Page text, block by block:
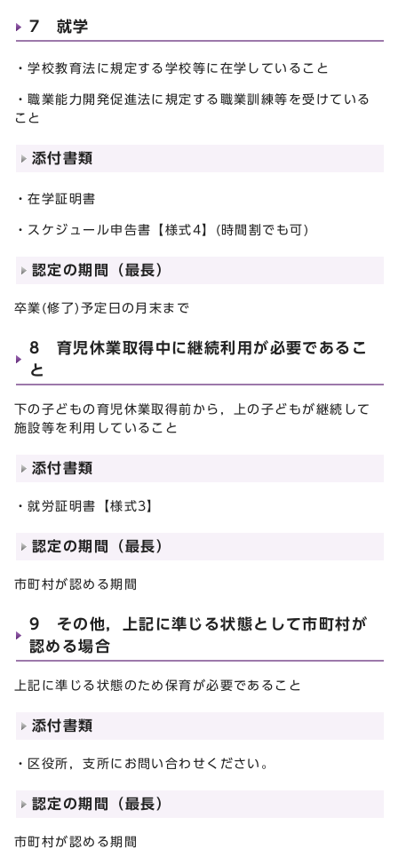
7 就学
・学校教育法に規定する学校等に在学していること
・職業能力開発促進法に規定する職業訓練等を受けている
こと
添付書類
・在学証明書
・スケジュール申告書【様式4】(時間割でも可)
認定の期間（最長）
卒業(修了)予定日の月末まで
8 育児休業取得中に継続利用が必要であるこ
と
下の子どもの育児休業取得前から，上の子どもが継続して
施設等を利用していること
添付書類
・就労証明書【様式3】
認定の期間（最長）
市町村が認める期間
9 その他，上記に準じる状態として市町村が
認める場合
上記に準じる状態のため保育が必要であること
添付書類
・区役所，支所にお問い合わせください。
認定の期間（最長）
市町村が認める期間